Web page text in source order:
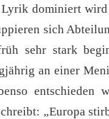
dominiert
sich
sehr stark
an einer
„Europa